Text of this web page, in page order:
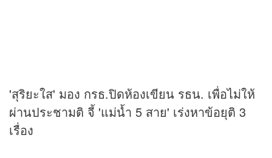
'สุริยะใส' มอง กรธ.ปิดห้องเขียน รธน. เพื่อไม่ให้
ผ่านประชามติ จี้ 'แม่น้ำ 5 สาย' เร่งหาข้อยุติ 3
เรื่อง